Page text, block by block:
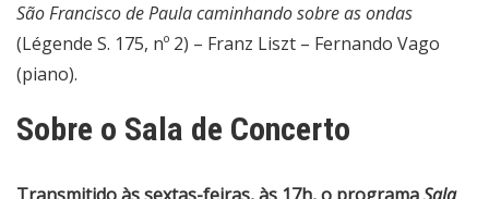
São Francisco de Paula caminhando sobre as ondas
(Légende S. 175, nº 2) – Franz Liszt – Fernando Vago
(piano).
Sobre o Sala de Concerto